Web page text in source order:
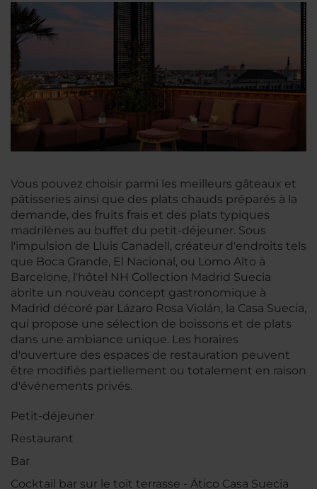
Vous pouvez choisir parmi les meilleurs gâteaux et
pâtisseries ainsi que des plats chauds préparés à la
demande, des fruits frais et des plats typiques
madrilènes au buffet du petit-déjeuner. Sous
l'impulsion de Lluis Canadell, créateur d'endroits tels
que Boca Grande, El Nacional, ou Lomo Alto à
Barcelone, l'hôtel NH Collection Madrid Suecia
abrite un nouveau concept gastronomique à
Madrid décoré par Lázaro Rosa Violán, la Casa Suecia,
qui propose une sélection de boissons et de plats
dans une ambiance unique. Les horaires
d'ouverture des espaces de restauration peuvent
être modifiés partiellement ou totalement en raison
d'événements privés.
Petit-déjeuner
Restaurant
Bar
Cocktail bar sur le toit terrasse - Ático Casa Suecia